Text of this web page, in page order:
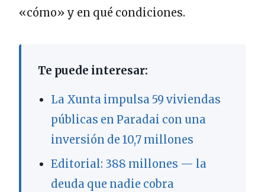
«cómo» y en qué condiciones.
Te puede interesar:
La Xunta impulsa 59 viviendas
públicas en Paradai con una
inversión de 10,7 millones
Editorial: 388 millones — la
deuda que nadie cobra